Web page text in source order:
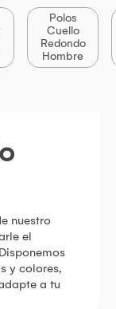
Polos
Cuello
Redondo
Hombre
nuestro
el
y colores,
a tu